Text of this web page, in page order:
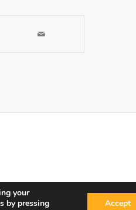
your
by pressing
Accept